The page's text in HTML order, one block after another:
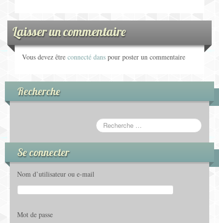
Laisser un commentaire
Vous devez être connecté dans pour poster un commentaire
Recherche
Se connecter
Nom d’utilisateur ou e-mail
Mot de passe